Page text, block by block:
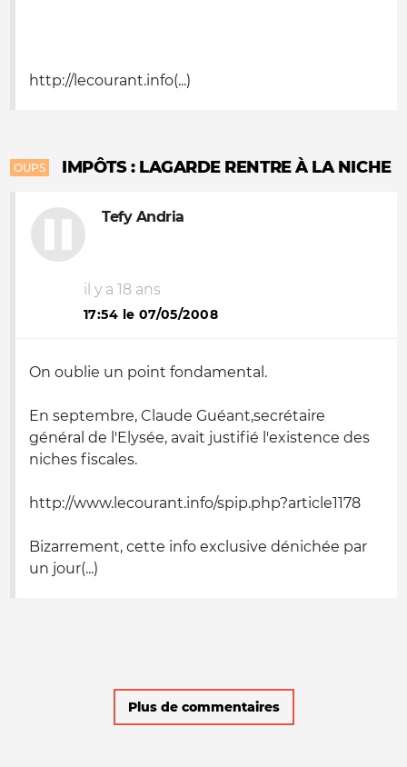
http://lecourant.info(...)
OUPS IMPÔTS : LAGARDE RENTRE À LA NICHE
Tefy Andria
il y a 18 ans
17:54 le 07/05/2008
On oublie un point fondamental.
En septembre, Claude Guéant,secrétaire
général de l'Elysée, avait justifié l'existence des
niches fiscales.
http://www.lecourant.info/spip.php?article1178
Bizarrement, cette info exclusive dénichée par
un jour(...)
Plus de commentaires